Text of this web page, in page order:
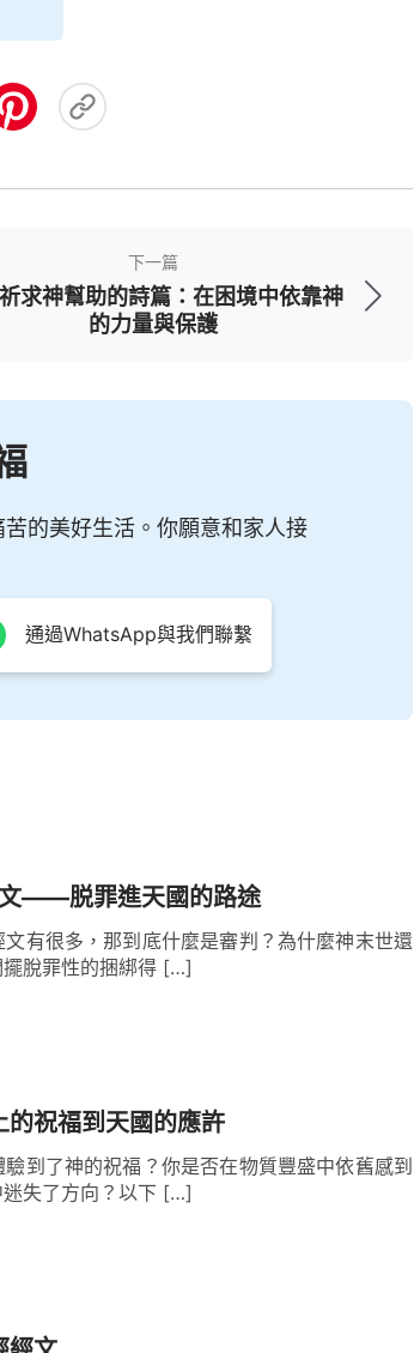
種特别的
永恒的依靠。
煉中暫時憂愁，叫你們的信心既被試
們在生活中會經歷各種試煉和挑戰，
苦，却比金子更寶貴，因為它能在耶
中提煉時其雜質被燒去，純度變得更
非要讓我們失去信心，而是讓我們看
絶望的處境中他仍然堅定地信靠神。
受禍嗎？」（約伯記 2:10）
的手中。他的信心在烈火般的試煉中
，但同時也在提煉和净化它。金子在
不着，神的作工不符合人的觀念，人
，這就是我所説的信心。人受痛苦時
，這兩個是不可分割的。無論神怎麽
下一篇
求神幫助的詩篇：在困境中依靠神
的力量與保護
的美好生活。你願意和家人接
通過WhatsApp與我們聯繫
——脱罪進天國的路途
有很多，那到底什麼是審判？為什麼神末世還
脫罪性的捆綁得 […]
祝福到天國的應許
到了神的祝福？你是否在物質豐盛中依舊感到
失了方向？以下 […]